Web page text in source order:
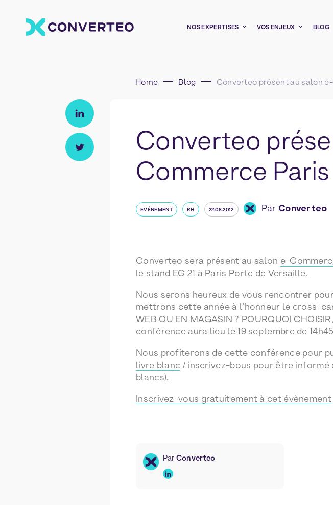
NOS EXPERTISES VOS ENJEUX BLOG
Home Blog
Converteo
Commerce Paris
EVÉNEMENT RH 22.08.2012 Par Converteo
Converteo sera présent au salon e-
le stand EG 21 à Paris Porte de Versaille.
Nous serons heureux de vous rencontrer
mettrons cette année à l’honneur le cross-
WEB OU EN MAGASIN ? POURQUOI
conférence aura lieu le 19 septembre de
Nous profiterons de cette conférence pour
livre blanc / inscrivez-bous pour être informé
blancs).
Inscrivez-vous gratuitement à cet évènement
Par Converteo